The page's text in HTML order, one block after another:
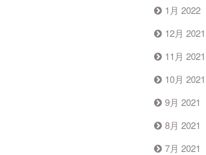
1月 2022
12月 2021
11月 2021
10月 2021
9月 2021
8月 2021
7月 2021